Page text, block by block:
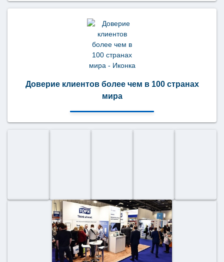
Доверие клиентов более чем в 100 странах
мира